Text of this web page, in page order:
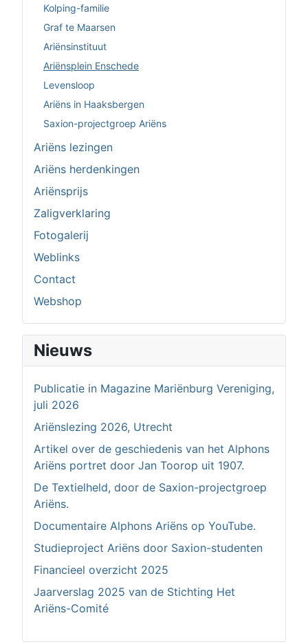
Kolping-familie
Graf te Maarsen
Ariënsinstituut
Ariënsplein Enschede
Levensloop
Ariëns in Haaksbergen
Saxion-projectgroep Ariëns
Ariëns lezingen
Ariëns herdenkingen
Ariënsprijs
Zaligverklaring
Fotogalerij
Weblinks
Contact
Webshop
Nieuws
Publicatie in Magazine Mariënburg Vereniging,
juli 2026
Ariënslezing 2026, Utrecht
Artikel over de geschiedenis van het Alphons
Ariëns portret door Jan Toorop uit 1907.
De Textielheld, door de Saxion-projectgroep
Ariëns.
Documentaire Alphons Ariëns op YouTube.
Studieproject Ariëns door Saxion-studenten
Financieel overzicht 2025
Jaarverslag 2025 van de Stichting Het
Ariëns-Comité